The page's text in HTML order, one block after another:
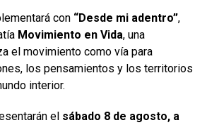
con “Desde mi adentro”,
Movimiento en Vida, una
el movimiento como vía para
los pensamientos y los territorios
interior.
el sábado 8 de agosto, a